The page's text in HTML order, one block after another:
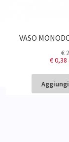
VASO
€
€ 0,38